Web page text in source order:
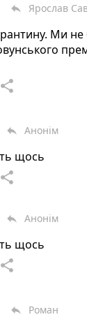
reply Ярослав
Ми
share
reply Анонім
щось
share
reply Анонім
щось
share
reply Роман